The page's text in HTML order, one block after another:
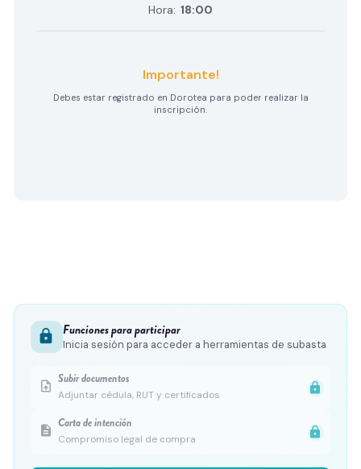
Hora: 18:00
Importante!
Debes estar registrado en Dorotea para poder realizar la
inscripción.
lock Funciones para participar
Inicia sesión para acceder a herramientas de subasta
upload_file Subir documentos
Adjuntar cédula, RUT y certificados
lock
description Carta de intención
Compromiso legal de compra
lock